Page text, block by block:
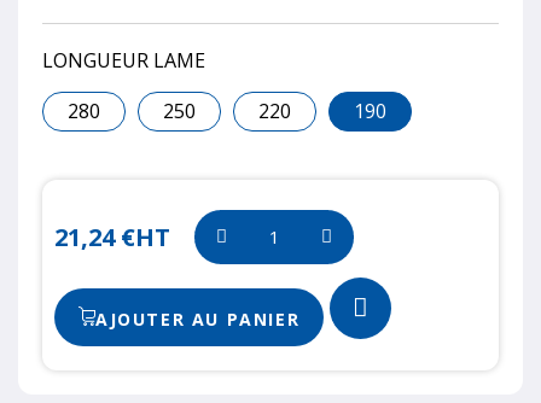
LONGUEUR LAME
280
250 220 190
21,24 €HT
AJOUTER AU PANIER